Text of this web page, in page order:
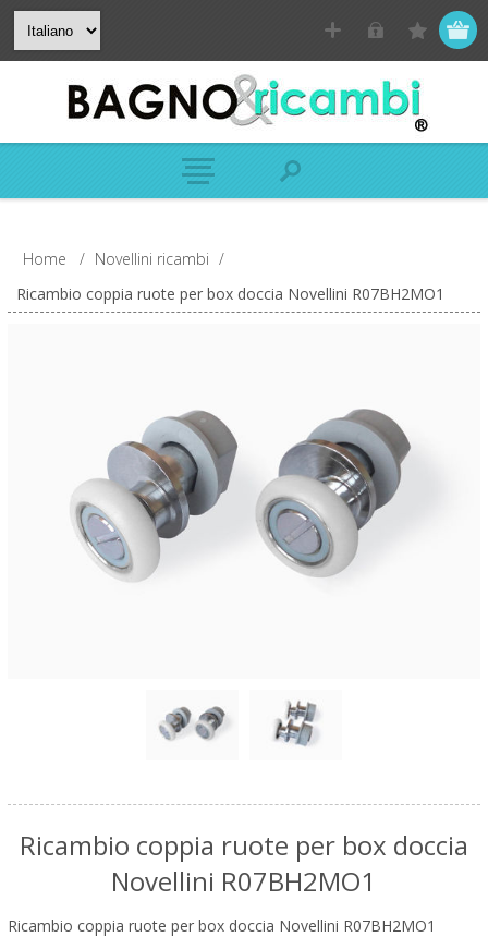
Home / Novellini ricambi /
Ricambio coppia ruote per box doccia Novellini R07BH2MO1
Ricambio coppia ruote per box doccia
Novellini R07BH2MO1
Ricambio coppia ruote per box doccia Novellini R07BH2MO1